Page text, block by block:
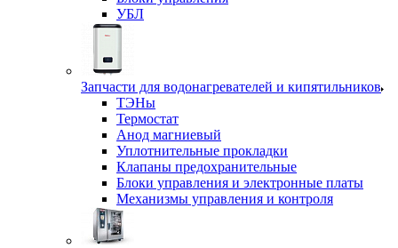
УБЛ
Запчасти для водонагревателей и кипятильников
ТЭНы
Термостат
Анод магниевый
Уплотнительные прокладки
Клапаны предохранительные
Блоки управления и электронные платы
Механизмы управления и контроля